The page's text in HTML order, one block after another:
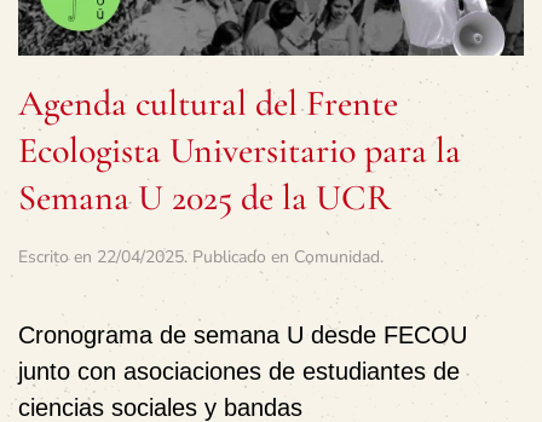
Agenda cultural del Frente
Ecologista Universitario para la
Semana U 2025 de la UCR
Escrito en 22/04/2025. Publicado en Comunidad.
Cronograma de semana U desde FECOU
junto con asociaciones de estudiantes de
ciencias sociales y bandas